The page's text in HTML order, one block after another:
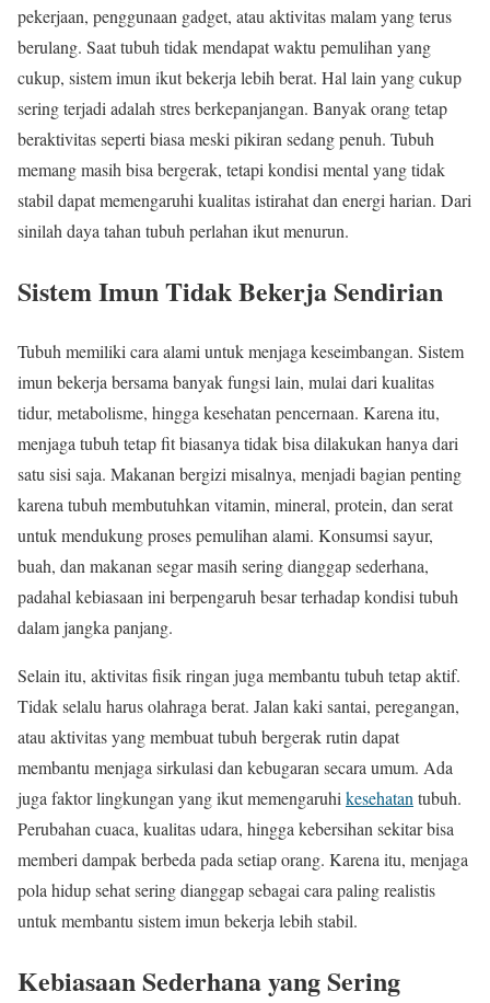
pekerjaan, penggunaan gadget, atau aktivitas malam yang terus
berulang. Saat tubuh tidak mendapat waktu pemulihan yang
cukup, sistem imun ikut bekerja lebih berat. Hal lain yang cukup
sering terjadi adalah stres berkepanjangan. Banyak orang tetap
beraktivitas seperti biasa meski pikiran sedang penuh. Tubuh
memang masih bisa bergerak, tetapi kondisi mental yang tidak
stabil dapat memengaruhi kualitas istirahat dan energi harian. Dari
sinilah daya tahan tubuh perlahan ikut menurun.
Sistem Imun Tidak Bekerja Sendirian
Tubuh memiliki cara alami untuk menjaga keseimbangan. Sistem
imun bekerja bersama banyak fungsi lain, mulai dari kualitas
tidur, metabolisme, hingga kesehatan pencernaan. Karena itu,
menjaga tubuh tetap fit biasanya tidak bisa dilakukan hanya dari
satu sisi saja. Makanan bergizi misalnya, menjadi bagian penting
karena tubuh membutuhkan vitamin, mineral, protein, dan serat
untuk mendukung proses pemulihan alami. Konsumsi sayur,
buah, dan makanan segar masih sering dianggap sederhana,
padahal kebiasaan ini berpengaruh besar terhadap kondisi tubuh
dalam jangka panjang.
Selain itu, aktivitas fisik ringan juga membantu tubuh tetap aktif.
Tidak selalu harus olahraga berat. Jalan kaki santai, peregangan,
atau aktivitas yang membuat tubuh bergerak rutin dapat
membantu menjaga sirkulasi dan kebugaran secara umum. Ada
juga faktor lingkungan yang ikut memengaruhi kesehatan tubuh.
Perubahan cuaca, kualitas udara, hingga kebersihan sekitar bisa
memberi dampak berbeda pada setiap orang. Karena itu, menjaga
pola hidup sehat sering dianggap sebagai cara paling realistis
untuk membantu sistem imun bekerja lebih stabil.
Kebiasaan Sederhana yang Sering